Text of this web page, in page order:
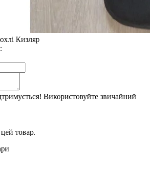
Кизляр
Використовуйте звичайний
товар.